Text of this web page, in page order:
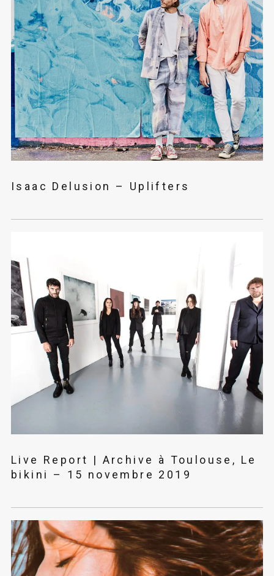
Isaac Delusion – Uplifters
Live Report | Archive à Toulouse, Le
bikini – 15 novembre 2019